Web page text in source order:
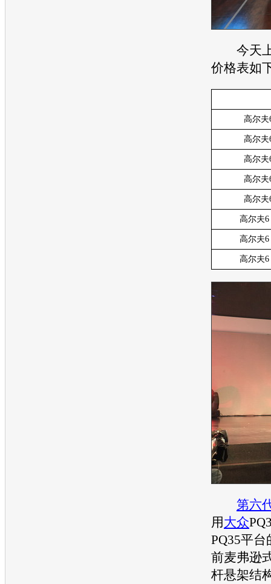
今天上
价格表如
高尔
高尔
高尔
高尔
高尔
高尔夫
高尔夫
高尔夫
第六
用大众
PQ35平台
前麦弗逊
杆悬架结